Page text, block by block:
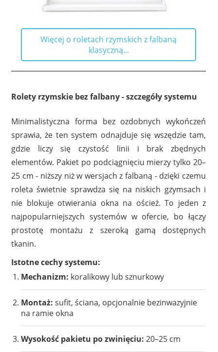
Więcej o roletach rzymskich z falbaną
klasyczną...
Rolety rzymskie bez falbany - szczegóły systemu
Minimalistyczna forma bez ozdobnych wykończeń
sprawia, że ten system odnajduje się wszędzie tam,
gdzie liczy się czystość linii i brak zbędnych
elementów. Pakiet po podciągnięciu mierzy tylko 20–
25 cm - niższy niż w wersjach z falbaną - dzięki czemu
roleta świetnie sprawdza się na niskich gzymsach i
nie blokuje otwierania okna na oścież. To jeden z
najpopularniejszych systemów w ofercie, bo łączy
prostotę montażu z szeroką gamą dostępnych
tkanin.
Istotne cechy systemu:
Mechanizm: koralikowy lub sznurkowy
Montaż: sufit, ściana, opcjonalnie bezinwazyjnie
na ramie okna
Wysokość pakietu po zwinięciu: 20–25 cm